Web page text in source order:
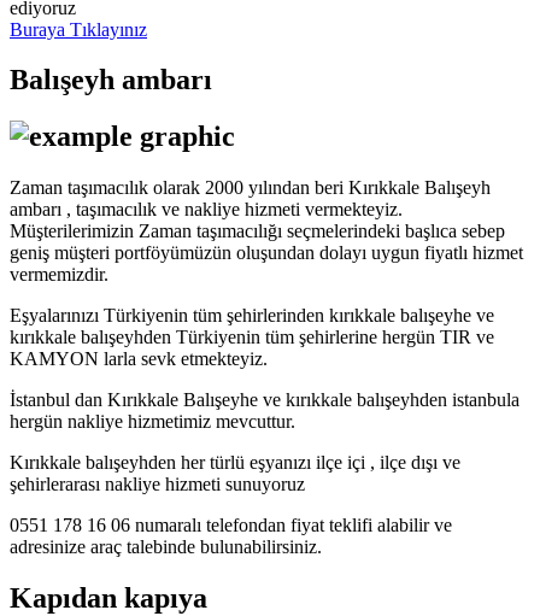
ediyoruz
Buraya Tıklayınız
Balışeyh ambarı
Zaman taşımacılık olarak 2000 yılından beri Kırıkkale Balışeyh
ambarı , taşımacılık ve nakliye hizmeti vermekteyiz.
Müşterilerimizin Zaman taşımacılığı seçmelerindeki başlıca sebep
geniş müşteri portföyümüzün oluşundan dolayı uygun fiyatlı hizmet
vermemizdir.
Eşyalarınızı Türkiyenin tüm şehirlerinden kırıkkale balışeyhe ve
kırıkkale balışeyhden Türkiyenin tüm şehirlerine hergün TIR ve
KAMYON larla sevk etmekteyiz.
İstanbul dan Kırıkkale Balışeyhe ve kırıkkale balışeyhden istanbula
hergün nakliye hizmetimiz mevcuttur.
Kırıkkale balışeyhden her türlü eşyanızı ilçe içi , ilçe dışı ve
şehirlerarası nakliye hizmeti sunuyoruz
0551 178 16 06 numaralı telefondan fiyat teklifi alabilir ve
adresinize araç talebinde bulunabilirsiniz.
Kapıdan kapıya